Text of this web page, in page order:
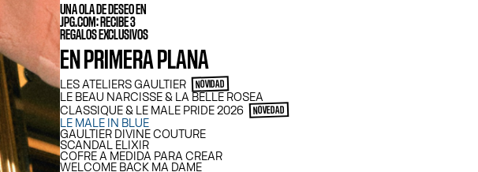
UNA OLA DE DESEO EN
JPG.COM: RECIBE 3
REGALOS EXCLUSIVOS
EN PRIMERA PLANA
LES ATELIERS GAULTIER NOVIDAD
LE BEAU NARCISSE & LA BELLE ROSEA
CLASSIQUE & LE MALE PRIDE 2026
NOVEDAD
LE MALE IN BLUE
GAULTIER DIVINE COUTURE
SCANDAL ELIXIR
COFRE A MEDIDA PARA CREAR
WELCOME BACK MA DAME